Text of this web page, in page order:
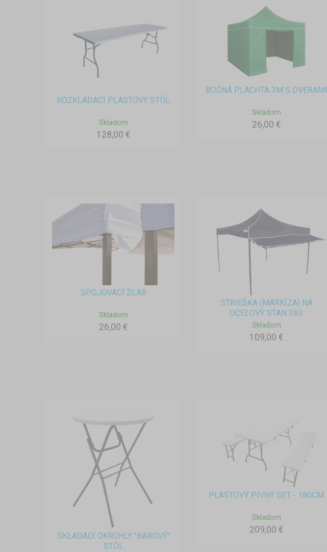
ROZKLADACÍ PLASTOVÝ STÔL
Skladom
128,00 €
BOČNÁ PLACHTA 3M S DVERAMI
Skladom
26,00 €
SPOJOVACÍ ŽĽAB
Skladom
26,00 €
STRIEŠKA (MARKÍZA) NA
OCEĽOVÝ STAN 3X3
Skladom
109,00 €
SKLADACÍ OKRÚHLY "BAROVÝ"
STÔL
PLASTOVÝ PIVNÝ SET - 180CM
Skladom
209,00 €